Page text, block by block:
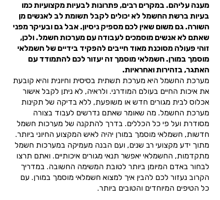
מענה עליהם. במקרים רבים, פתרונות לבעיות מקצועיות כמו
בעיות ברשת החשמל לא יכולים לקבל תשומת לב לאנשים מן
השורה. גם משום שאין לכם מספיק ניסיון. אבל גם ובעיקר מפני
שאתם לא אנשים מוסמכים לעבודה עם מערכות חשמל. ולכן,
זוהי פעולה מסוכנת מאוד חייבים להפקיד בידיים של חשמלאי
מוסמך במורן. חשמלאי מוסמך זה יעזור לכם להתמודד עם
האתגר, בזהירות ואחראיות.
מערכת החשמל היא מערכת תשתית בסיסית וחיונית והיא קובעת
את איכות החיים בעולם המודרני. ולראיה, לא ניתן לקבל אישור
אכלוס לבית מגורים חדש או משופעת, ללא בדיקה של תקינות
מערכת החשמל. מה שאומר שאתם נדרשים לעבוד בצורה
מסודרת ועל פי כל הכללים. בדרך להתקנה של מערכות חשמל
חדשות, חשמלאי מוסמך במורן יהיה לאיש המקצוע החיוני ביותר.
מתוך ידע מקצועי רב שנים, ועם הבנה מעמיקה במערכות חשמל
מתקדמות, החשמלאי יאפשר תנאי מגורים איכותיים. ואתם תרצו
לבחור באדם המיומן ביותר לטובת המשימה החשובה. במדריך
הקרוב נעזור לכם להבין איך למצוא חשמלאי מוסמך במורן. עם
כל הטיפים המיוחדים והטובים ביותר.